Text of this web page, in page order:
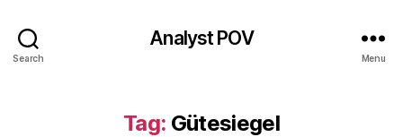
Search
Analyst POV
Menu
Tag: Gütesiegel